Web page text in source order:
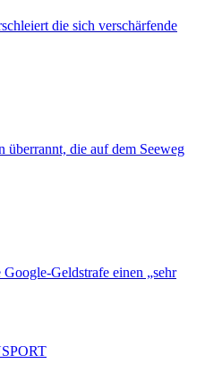
die sich verschärfende
überrannt, die auf dem Seeweg
Geldstrafe einen „sehr